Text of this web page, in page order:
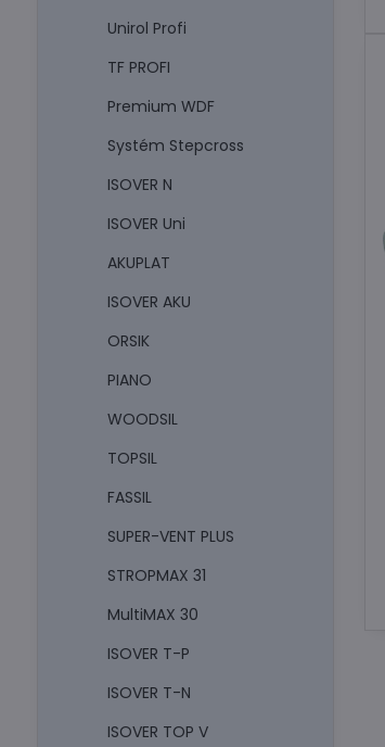
Unirol Profi
TF PROFI
Premium WDF
Systém Stepcross
ISOVER N
ISOVER Uni
AKUPLAT
ISOVER AKU
ORSIK
PIANO
WOODSIL
TOPSIL
FASSIL
SUPER-VENT PLUS
STROPMAX 31
MultiMAX 30
ISOVER T-P
ISOVER T-N
ISOVER TOP V